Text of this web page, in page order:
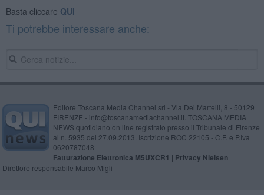
Basta cliccare QUI
Ti potrebbe interessare anche:
Editore Toscana Media Channel srl - Via Dei Martelli, 8 - 50129
FIRENZE - info@toscanamediachannel.it. TOSCANA MEDIA
NEWS quotidiano on line registrato presso il Tribunale di Firenze
al n. 5935 del 27.09.2013. Iscrizione ROC 22105 - C.F. e P.Iva
0620787048
Fatturazione Elettronica M5UXCR1 | Privacy Nielsen
Direttore responsabile Marco Migli